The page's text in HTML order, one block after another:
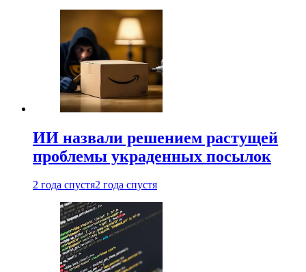
ИИ назвали решением растущей
проблемы украденных посылок
2 года спустя2 года спустя